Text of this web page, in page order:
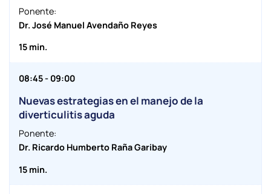
Ponente:
Dr. José Manuel Avendaño Reyes
15 min.
08:45 - 09:00
Nuevas estrategias en el manejo de la
diverticulitis aguda
Ponente:
Dr. Ricardo Humberto Raña Garibay
15 min.